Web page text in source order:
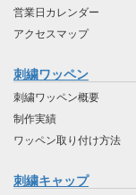
営業日カレンダー
アクセスマップ
刺繍ワッペン
刺繍ワッペン概要
制作実績
ワッペン取り付け方法
刺繍キャップ